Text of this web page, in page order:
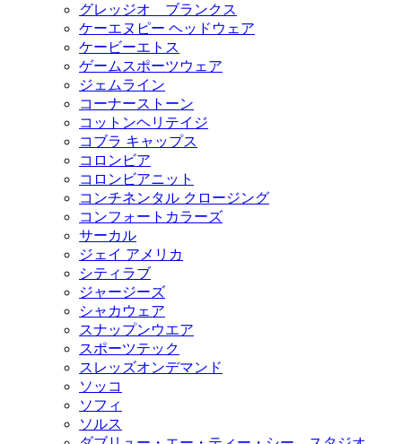
グレッジオ ブランクス
ケーエヌピー ヘッドウェア
ケービーエトス
ゲームスポーツウェア
ジェムライン
コーナーストーン
コットンヘリテイジ
コブラ キャップス
コロンビア
コロンビアニット
コンチネンタル クロージング
コンフォートカラーズ
サーカル
ジェイ アメリカ
シティラブ
ジャージーズ
シャカウェア
スナップンウエア
スポーツテック
スレッズオンデマンド
ソッコ
ソフィ
ソルス